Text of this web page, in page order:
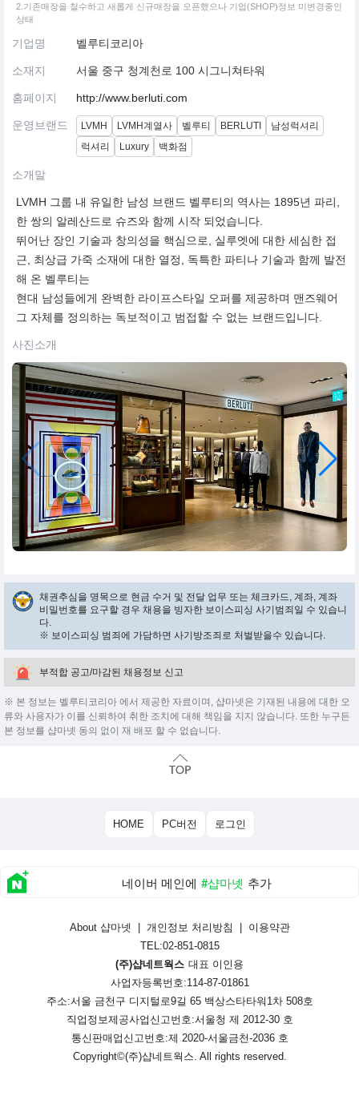
2.기존매장을 철수하고 새롭게 신규매장을 오픈했으나 기업(SHOP)정보 미변경중인
상태
기업명 벨루티코리아
소재지 서울 중구 청계천로 100 시그니쳐타워
홈페이지 http://www.berluti.com
운영브랜드 LVMH LVMH계열사 벨루티 BERLUTI
남성럭셔리
럭셔리
Luxury 백화점
소개말
LVMH 그룹 내 유일한 남성 브랜드 벨루티의 역사는 1895년 파리,
한 쌍의 알레산드로 슈즈와 함께 시작 되었습니다.
뛰어난 장인 기술과 창의성을 핵심으로, 실루엣에 대한 세심한 접
근, 최상급 가죽 소재에 대한 열정, 독특한 파티나 기술과 함께 발전
해 온 벨루티는
현대 남성들에게 완벽한 라이프스타일 오퍼를 제공하며 맨즈웨어
그 자체를 정의하는 독보적이고 범접할 수 없는 브랜드입니다.
사진소개
채권추심을 명목으로 현금 수거 및 전달 업무 또는 체크카드, 계좌, 계좌
비밀번호를 요구할 경우 채용을 빙자한 보이스피싱 사기범죄일 수 있습니
다.
※ 보이스피싱 범죄에 가담하면 사기방조죄로 처벌받을수 있습니다.
부적합 공고/마감된 채용정보 신고
※ 본 정보는 벨루티코리아 에서 제공한 자료이며, 샵마넷은 기재된 내용에 대한 오
류와 사용자가 이를 신뢰하여 취한 조치에 대해 책임을 지지 않습니다. 또한 누구든
본 정보를 샵마넷 동의 없이 재 배포 할 수 없습니다.
HOME PC버전 로그인
네이버 메인에 #샵마넷 추가
About 샵마넷 개인정보 처리방침
이용약관
TEL:02-851-0815
(주)샵네트웍스 대표 이인용
사업자등록번호:114-87-01861
주소:서울 금천구 디지털로9길 65 백상스타타워1차 508호
직업정보제공사업신고번호:서울청 제 2012-30 호
통신판매업신고번호:제 2020-서울금천-2036 호
Copyright©(주)샵네트웍스. All rights reserved.